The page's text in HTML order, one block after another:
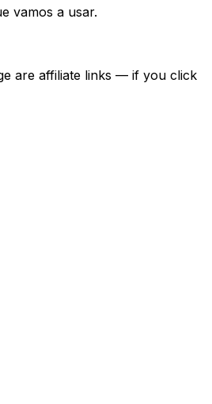
vamos a usar.
are affiliate links — if you click